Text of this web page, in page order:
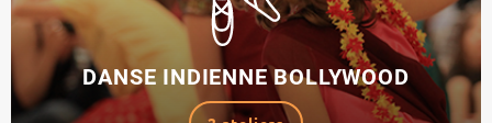
DANSE INDIENNE BOLLYWOOD